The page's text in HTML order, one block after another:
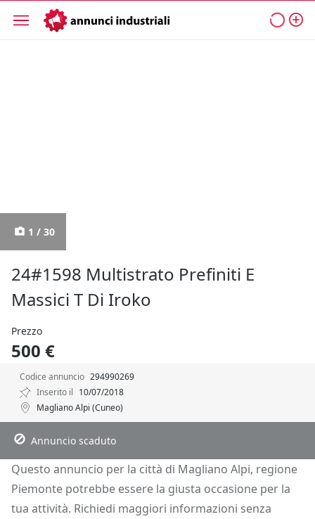
1 / 30
24#1598 Multistrato Prefiniti E
Massici T Di Iroko
Prezzo
500 €
Codice annuncio 294990269
Inserito il 10/07/2018
Magliano Alpi (Cuneo)
Descrizione
Dettagli Posizione Richiedi Info
Annuncio scaduto
Questo annuncio per la città di Magliano Alpi, regione
Piemonte potrebbe essere la giusta occasione per la
tua attività. Richiedi maggiori informazioni senza